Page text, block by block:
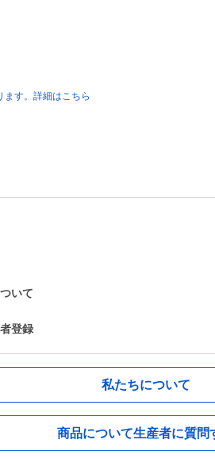
す。詳細はこちら
いて
登録
私たちについて
商品について生産者に質問